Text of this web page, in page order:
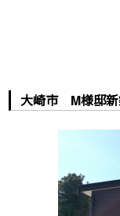
大崎市 M様邸